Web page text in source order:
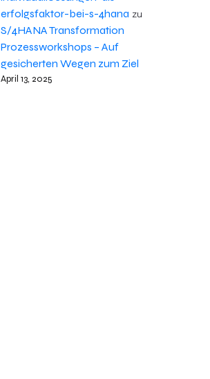
erfolgsfaktor-bei-s-4hana zu
S/4HANA Transformation
Prozessworkshops – Auf
gesicherten Wegen zum Ziel
April 13, 2025